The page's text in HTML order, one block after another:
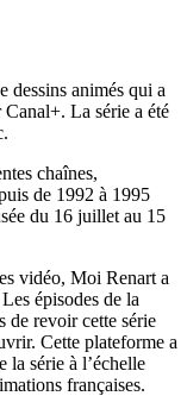
dessins animés qui a
Canal+. La série a été
chaînes,
de 1992 à 1995
du 16 juillet au 15
vidéo, Moi Renart a
épisodes de la
de revoir cette série
Cette plateforme a
la série à l’échelle
françaises.